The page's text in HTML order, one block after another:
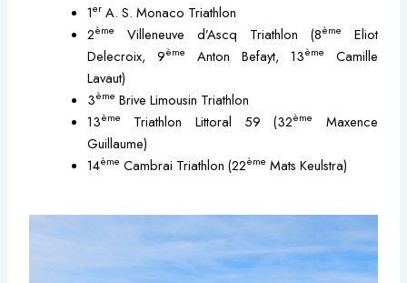
1er A. S. Monaco Triathlon
2ème Villeneuve d’Ascq Triathlon (8ème
Eliot
Delecroix, 9ème Anton Befayt, 13ème
Camille
Lavaut)
3ème Brive Limousin Triathlon
13ème Triathlon Littoral 59 (32ème
Maxence
Guillaume)
14ème Cambrai Triathlon (22ème Mats Keulstra)